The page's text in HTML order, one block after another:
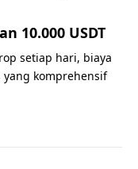
10.000 USDT
setiap hari, biaya
komprehensif